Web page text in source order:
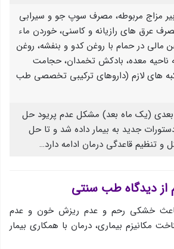
مزاج مربوطه، مصرف سوپ جو و سیرابی
عرق های رازیانه و كاسنی، خوردن ماء
مالی در حمام با روغن كدو و بنفشه، روغن
ناحیه معده، بادكش تخمدان، حجامت
های لازم (داروهای ترکیبی تخصصی طب
بعدی (یك ماه بعد) مشكل عدم پریود حل
جدید به بیمار داده شد و تا حل
و تنظیم قاعدگی درمان ادامه دارد…
از دیدگاه طب سنتی
خشكی رحم و عدم ریزش خون و عدم
مكانیزم بیماری، درمان با همكاری بیمار